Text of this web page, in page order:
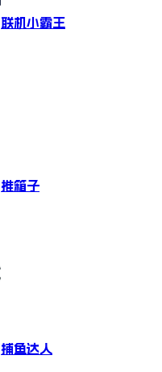
联机小霸王
推箱子
捕鱼达人